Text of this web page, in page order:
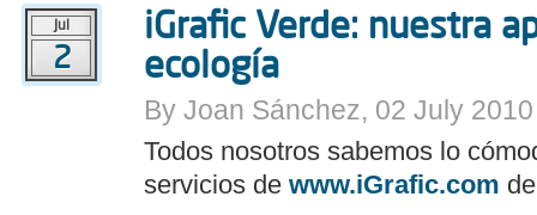
Jul
2
iGrafic Verde: nuestra
ecología
By Joan Sánchez, 02 July
Todos nosotros sabemos lo
servicios de www.iGrafic.com